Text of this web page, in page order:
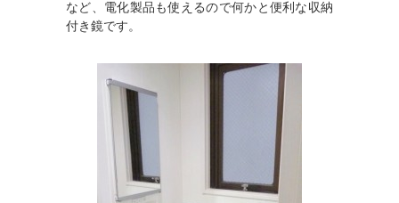
など、電化製品も使えるので何かと便利な収納
付き鏡です。